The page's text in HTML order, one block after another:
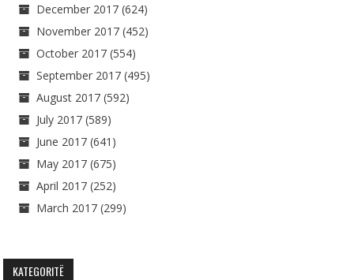
December 2017 (624)
November 2017 (452)
October 2017 (554)
September 2017 (495)
August 2017 (592)
July 2017 (589)
June 2017 (641)
May 2017 (675)
April 2017 (252)
March 2017 (299)
KATEGORITË